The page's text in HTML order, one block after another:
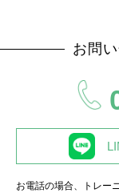
お問
お電話の場合、トレー